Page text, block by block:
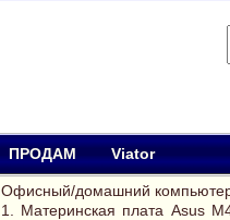
ПРОДАМ Viator
Офисный/домашний
1. Материнская плата Asus